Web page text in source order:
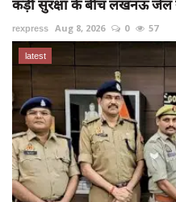
कड़ी सुरक्षा के बीच लखनऊ जेल
rexpress Aug 8, 2026 0 57
latest